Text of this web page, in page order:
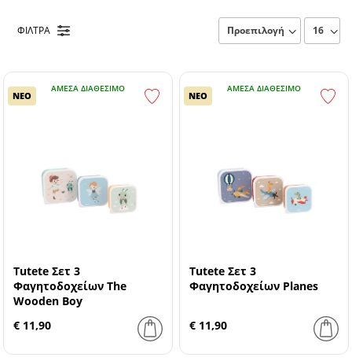
ΦΙΛΤΡΑ
ΆΜΕΣΑ ΔΙΑΘΈΣΙΜΟ
ΝΕΟ
Tutete Σετ 3
Φαγητοδοχείων The
Wooden Boy
€ 11,90
ΆΜΕΣΑ ΔΙΑΘΈΣΙΜΟ
ΝΕΟ
Tutete Σετ 3
Φαγητοδοχείων Planes
€ 11,90